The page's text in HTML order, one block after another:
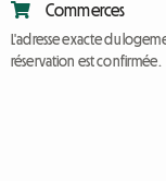
Commerces
L'adresse exacte du
réservation est confirmée.